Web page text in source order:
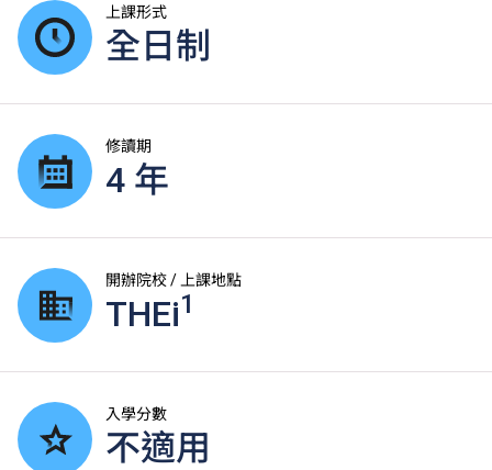
上課形式
全日制
修讀期
4 年
開辦院校 / 上課地點
THEi1
入學分數
不適用